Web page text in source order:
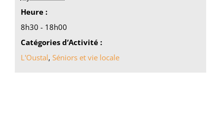
Heure :
8h30 - 18h00
Catégories d’Activité :
L'Oustal, Séniors et vie locale